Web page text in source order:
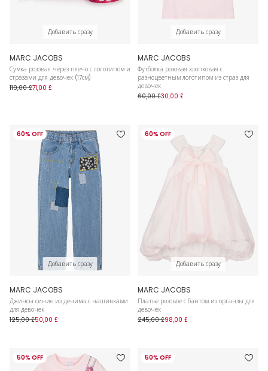
Добавить сразу
MARC JACOBS
Сумка розовая через плечо с логотипом и
стразами для девочек (17см)
119,00 £71,00 £
Добавить сразу
MARC JACOBS
Футболка розовая хлопковая с
разноцветным логотипом из страз для
девочек
60,00 £30,00 £
60% OFF
Добавить сразу
MARC JACOBS
Джинсы синие из денима с нашивками
для девочек
125,00 £50,00 £
60% OFF
Добавить сразу
MARC JACOBS
Платье розовое с бантом из органзы для
девочек
245,00 £98,00 £
50% OFF 50% OFF